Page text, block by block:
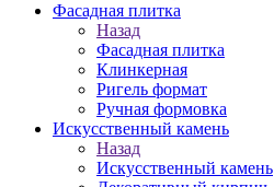
Фасадная плитка
Назад
Фасадная плитка
Клинкерная
Ригель формат
Ручная формовка
Искусственный камень
Назад
Искусственный камень